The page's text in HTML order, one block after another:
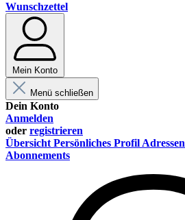
Wunschzettel
Mein Konto
Menü schließen
Dein Konto
Anmelden
oder registrieren
Übersicht Persönliches Profil Adressen
Abonnements